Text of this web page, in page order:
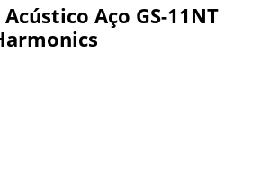
Aço GS-11NT